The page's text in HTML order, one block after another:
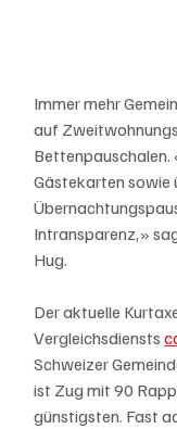
Immer mehr
auf
Bettenpauschalen.
Gästekarten sowie
Intransparenz,»
Hug.
Der aktuelle
Vergleichsdiensts
Schweizer
ist Zug mit 90
günstigsten. Fast